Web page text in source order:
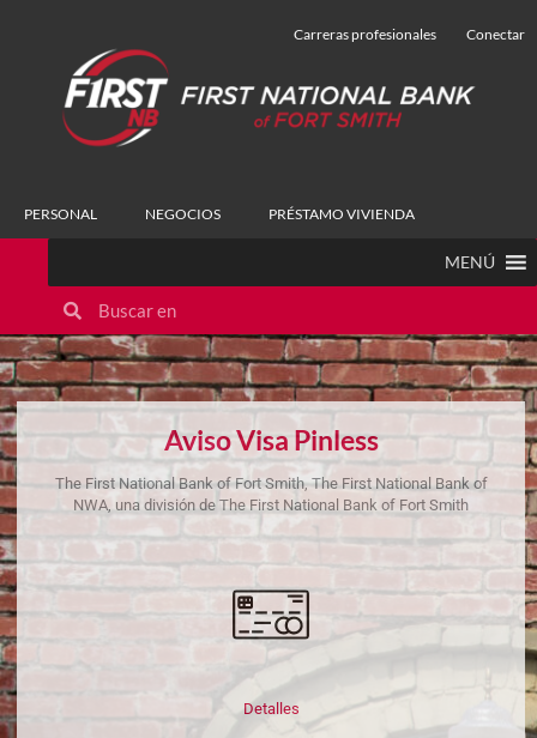
PERSONAL NEGOCIOS PRÉSTAMO VIVIENDA
Carreras profesionales Conectar
MENÚ
Aviso Visa Pinless
The First National Bank of Fort Smith, The First National Bank of
NWA, una división de The First National Bank of Fort Smith
Detalles